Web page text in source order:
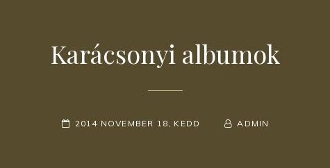
Karácsonyi albumok
POSTED-
2014 NOVEMBER 18, KEDD
BY
BYLINE
ADMIN